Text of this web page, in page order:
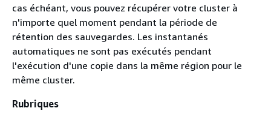
cas échéant, vous pouvez récupérer votre cluster à
n'importe quel moment pendant la période de
rétention des sauvegardes. Les instantanés
automatiques ne sont pas exécutés pendant
l'exécution d'une copie dans la même région pour le
même cluster.
Rubriques